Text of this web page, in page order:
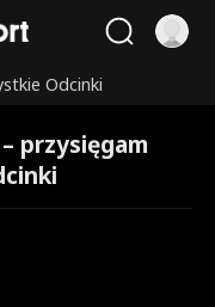
Odcinki
przysięgam